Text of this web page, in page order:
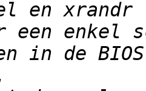
een enkel